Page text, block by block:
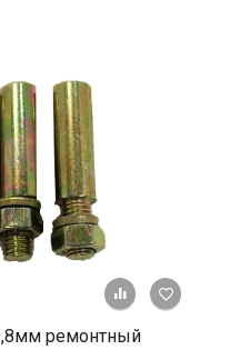
+ К
ремонтный